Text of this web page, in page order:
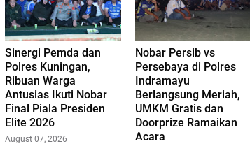
Sinergi Pemda dan
Polres Kuningan,
Ribuan Warga
Antusias Ikuti Nobar
Final Piala Presiden
Elite 2026
August 07, 2026
Nobar Persib vs
Persebaya di Polres
Indramayu
Berlangsung Meriah,
UMKM Gratis dan
Doorprize Ramaikan
Acara